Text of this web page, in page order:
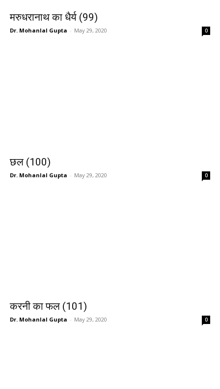
मरुधरानाथ का धैर्य (99)
Dr. Mohanlal Gupta - May 29, 2020 0
छल (100)
Dr. Mohanlal Gupta - May 29, 2020 0
करनी का फल (101)
Dr. Mohanlal Gupta - May 29, 2020 0